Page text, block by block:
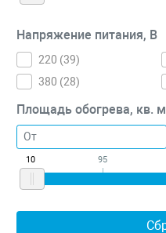
Напряжение питания, В
220 (39)
380 (28)
Площадь обогрева, кв. м
10 95